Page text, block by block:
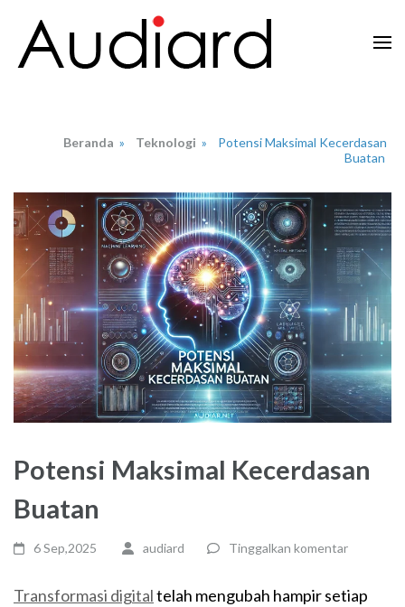
konten
Beranda » Teknologi »
Potensi Maksimal Kecerdasan
Buatan
Potensi Maksimal Kecerdasan
Buatan
6 Sep,2025 audiard Tinggalkan komentar
Transformasi digitaltelah mengubah hampir setiap